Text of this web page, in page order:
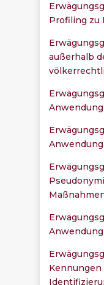
Profiling zu
außerhalb